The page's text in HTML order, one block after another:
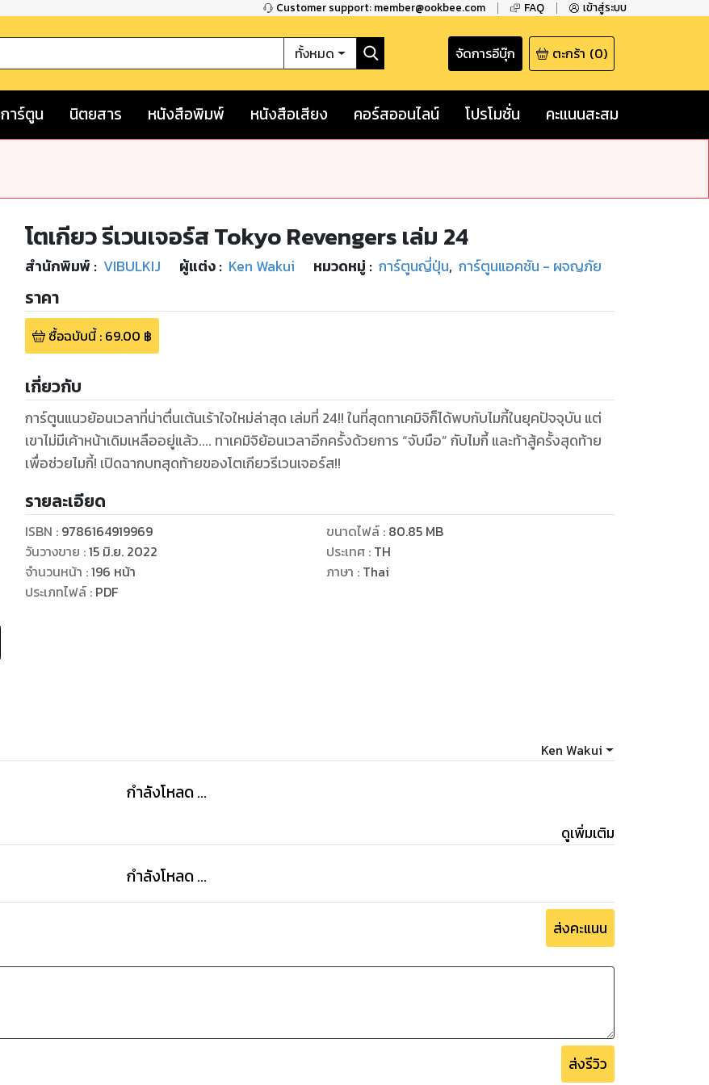
Customer support: member@ookbee.com FAQ เข้าสู่ระบบ
ทั้งหมด จัดการอีบุ๊ก ตะกร้า (0)
การ์ตูน นิตยสาร หนังสือพิมพ์ หนังสือเสียง คอร์สออนไลน์ โปรโมชั่น คะแนนสะสม
โตเกียว รีเวนเจอร์ส Tokyo Revengers เล่ม 24
สำนักพิมพ์ : VIBULKIJ ผู้แต่ง : Ken Wakui หมวดหมู่ : การ์ตูนญี่ปุ่น, การ์ตูนแอคชัน - ผจญภัย
ราคา
ซื้อฉบับนี้: 69.00 ฿
เกี่ยวกับ
การ์ตูนแนวย้อนเวลาที่น่าตื่นเต้นเร้าใจใหม่ล่าสุด เล่มที่ 24!! ในที่สุดทาเคมิจิก็ได้พบกับไมกี้ในยุคปัจจุบัน แต่
เขาไม่มีเค้าหน้าเดิมเหลืออยู่แล้ว.... ทาเคมิจิย้อนเวลาอีกครั้งด้วยการ “จับมือ” กับไมกี้ และท้าสู้ครั้งสุดท้าย
เพื่อช่วยไมกี้! เปิดฉากบทสุดท้ายของโตเกียวรีเวนเจอร์ส!!
รายละเอียด
ISBN : 9786164919969
วันวางขาย :15 มิ.ย. 2022
จำนวนหน้า :196 หน้า
ประเภทไฟล์: PDF
ขนาดไฟล์: 80.85 MB
ประเทศ : TH
ภาษา : Thai
Ken Wakui
กำลังโหลด ...
ดูเพิ่มเติม
กำลังโหลด ...
ส่งคะแนน
ส่งรีวิว